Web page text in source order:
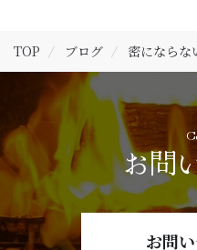
TOP ブログ 密にならな
お問
お問